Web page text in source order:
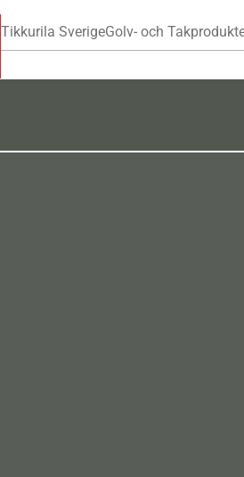
Tikkurila SverigeGolv- och